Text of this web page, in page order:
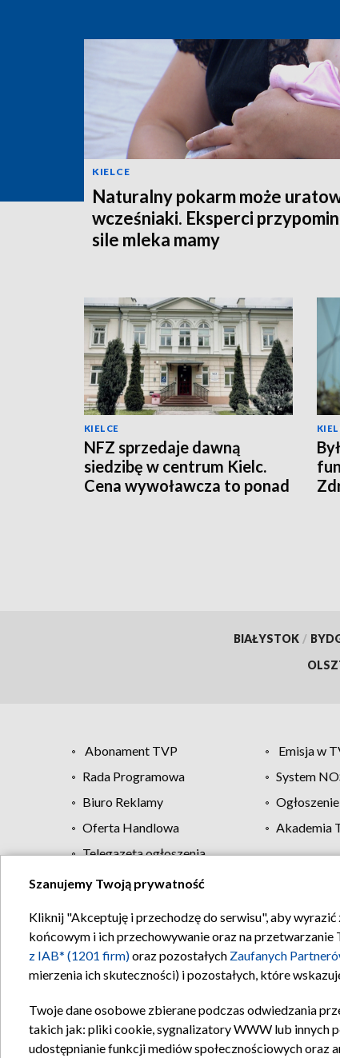
KIELCE
Naturalny pokarm może
wcześniaki. Eksperci
sile mleka mamy
KIELCE
NFZ sprzedaje dawną
siedzibę w centrum Kielc.
Cena wywoławcza to ponad
BIAŁYSTOK /
Abonament TVP Emisja w
Rada Programowa
System
Biuro Reklamy
Oferta Handlowa
Akademia
Telegazeta ogłoszenia
Regulamin TVP
Szanujemy Twoją prywatność
Kliknij "Akceptuję i przechodzę do serwisu", aby
końcowym i ich przechowywanie oraz na przetwarzanie
z IAB* (1201 firm)oraz pozostałych Zaufanych
mierzenia ich skuteczności) i pozostałych, które
Twoje dane osobowe zbierane podczas odwiedzania
takich jak: pliki cookie, sygnalizatory WWW lub innych
udostępnianie funkcji mediów społecznościowych oraz